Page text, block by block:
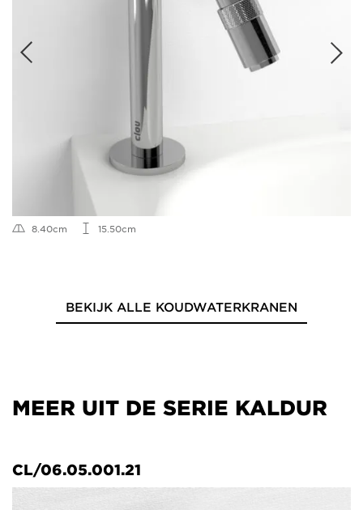
8.40cm 15.50cm
BEKIJK ALLE KOUDWATERKRANEN
MEER UIT DE SERIE KALDUR
CL/06.05.001.21